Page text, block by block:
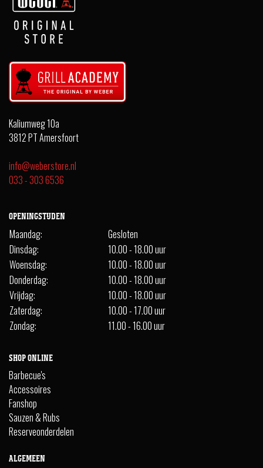
Kaliumweg 10a
3812 PT Amersfoort
info@weberstore.nl
033 - 303 6536
OPENINGSTIJDEN
Maandag:
Gesloten
Dinsdag:
10.00 - 18.00 uur
Woensdag:
10.00 - 18.00 uur
Donderdag:
10.00 - 18.00 uur
Vrijdag:
10.00 - 18.00 uur
Zaterdag:
10.00 - 17.00 uur
Zondag:
11.00 - 16.00 uur
SHOP ONLINE
Barbecue's
Accessoires
Fanshop
Sauzen & Rubs
Reserveonderdelen
ALGEMEEN